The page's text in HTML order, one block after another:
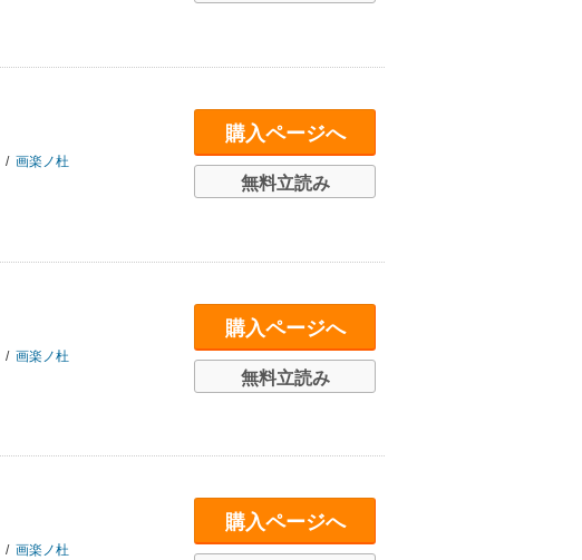
/ 画楽ノ杜
購入ページへ
無料立読み
/ 画楽ノ杜
購入ページへ
無料立読み
/ 画楽ノ杜
購入ページへ